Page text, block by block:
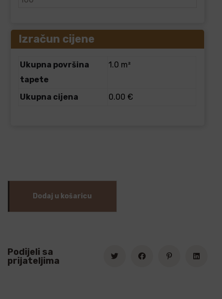
Izračun cijene
Ukupna površina
tapete
1.0 m²
Ukupna cijena 0.00 €
Dodaj u košaricu
Podijeli sa
prijateljima